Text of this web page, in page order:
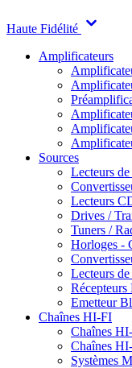
Haute Fidélité
Amplificateurs
Sources
Lecteurs
Lecteurs
Drives /
Tuners /
Horloges -
Lecteurs de
Récepteurs
Emetteur
Chaînes HI-FI
Chaînes
Chaînes
Systèmes